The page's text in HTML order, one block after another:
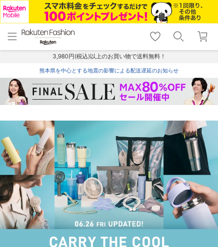
menu home
トップ
shopping_cart lock_outline
ログイン
3,980円(税込)以上のお買い物で送料無料！
熊本県を中心とする地震の影響による配送遅延のお知らせ